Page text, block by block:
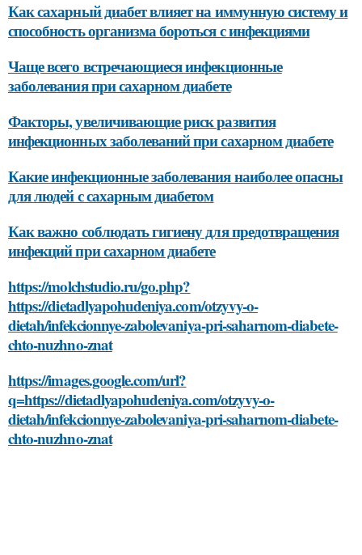
Как сахарный диабет влияет на иммунную систему и
способность организма бороться с инфекциями
Чаще всего встречающиеся инфекционные
заболевания при сахарном диабете
Факторы, увеличивающие риск развития
инфекционных заболеваний при сахарном диабете
Какие инфекционные заболевания наиболее опасны
для людей с сахарным диабетом
Как важно соблюдать гигиену для предотвращения
инфекций при сахарном диабете
https://molchstudio.ru/go.php?
https://dietadlyapohudeniya.com/otzyvy-o-
dietah/infekcionnye-zabolevaniya-pri-saharnom-diabete-
chto-nuzhno-znat
https://images.google.com/url?
q=https://dietadlyapohudeniya.com/otzyvy-o-
dietah/infekcionnye-zabolevaniya-pri-saharnom-diabete-
chto-nuzhno-znat